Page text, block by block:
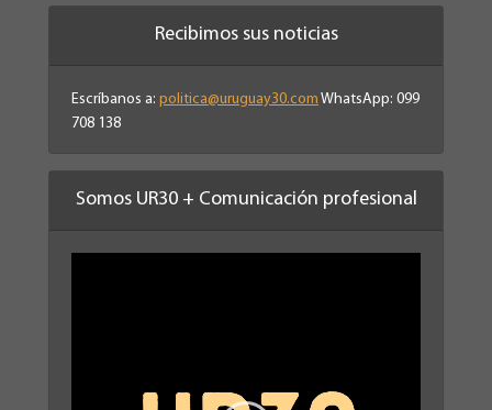
Recibimos sus noticias
Escríbanos a: politica@uruguay30.com WhatsApp: 099
708 138
Somos UR30 + Comunicación profesional